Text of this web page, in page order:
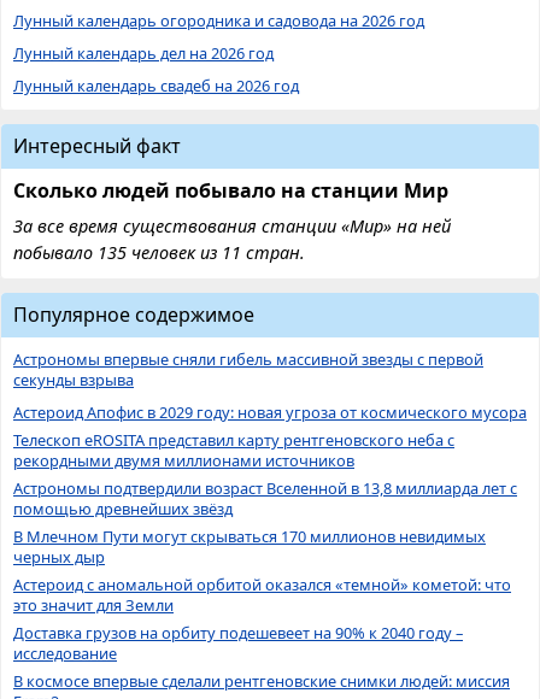
Лунный календарь огородника и садовода на 2026 год
Лунный календарь дел на 2026 год
Лунный календарь свадеб на 2026 год
Интересный факт
Сколько людей побывало на станции Мир
За все время существования станции «Мир» на ней
побывало 135 человек из 11 стран.
Популярное содержимое
Астрономы впервые сняли гибель массивной звезды с первой
секунды взрыва
Астероид Апофис в 2029 году: новая угроза от космического мусора
Телескоп eROSITA представил карту рентгеновского неба с
рекордными двумя миллионами источников
Астрономы подтвердили возраст Вселенной в 13,8 миллиарда лет с
помощью древнейших звёзд
В Млечном Пути могут скрываться 170 миллионов невидимых
черных дыр
Астероид с аномальной орбитой оказался «темной» кометой: что
это значит для Земли
Доставка грузов на орбиту подешевеет на 90% к 2040 году –
исследование
В космосе впервые сделали рентгеновские снимки людей: миссия